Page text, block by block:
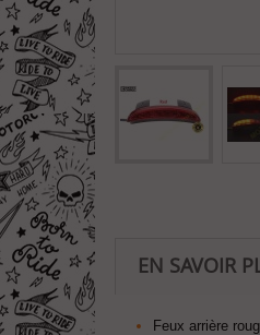
EN SAVOIR
Feux arrière